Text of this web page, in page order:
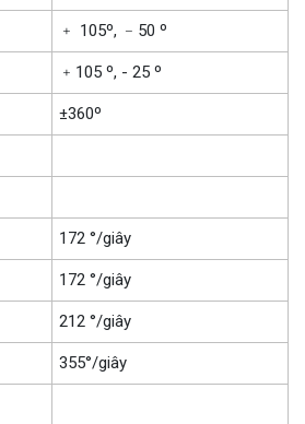
﹢ 105º, ﹣50 º
﹢105 º, - 25 º
±360º
172 °/giây
172 °/giây
212 °/giây
355°/giây